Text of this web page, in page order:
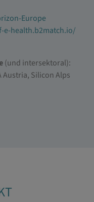
Europe
e-health.b2match.io/
(und intersektoral):
Austria, Silicon Alps